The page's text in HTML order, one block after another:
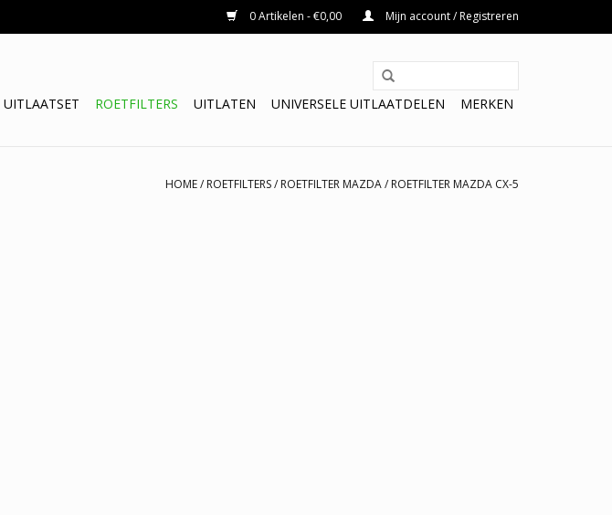
0 Artikelen - €0,00 Mijn account / Registreren
UITLAATSET ROETFILTERS UITLATEN UNIVERSELE UITLAATDELEN MERKEN
HOME/ ROETFILTERS/ ROETFILTER MAZDA/ ROETFILTER MAZDA CX-5